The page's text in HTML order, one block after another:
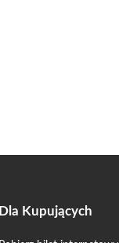
Dla Kupujących